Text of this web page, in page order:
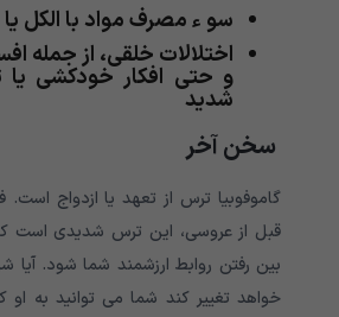
سو ء مصرف مواد با الکل
اختلالات خلقی، از جمله
و حتی افکار خودکشی یا
شدید
سخن آخر
گاموفوبیا ترس از تعهد یا ازدواج است.
قبل از عروسی، این ترس شدیدی است
بین رفتن روابط ارزشمند شما شود.
خواهد تغییر کند شما می توانید به او